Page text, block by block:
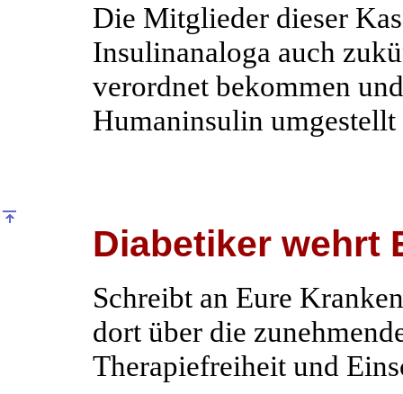
Die Mitglieder dieser
Insulinanaloga auch
verordnet bekommen
Humaninsulin umgestellt
Diabetiker wehrt
Schreibt an Eure
dort über die
Therapiefreiheit und